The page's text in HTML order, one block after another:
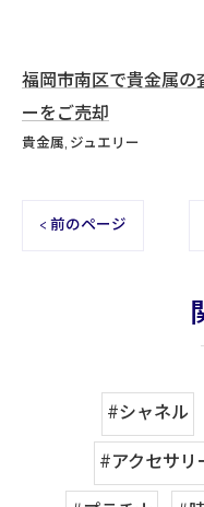
福岡市南区で貴金属の
ーをご売却
貴金属 ジュエリー
< 前のページ
#シャネル
#アクセサリ